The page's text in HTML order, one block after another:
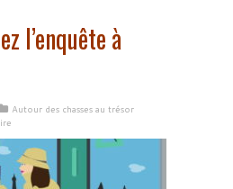
l’enquête à
Autour des chasses au trésor